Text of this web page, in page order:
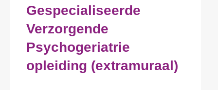
Gespecialiseerde
Verzorgende
Psychogeriatrie
opleiding (extramuraal)